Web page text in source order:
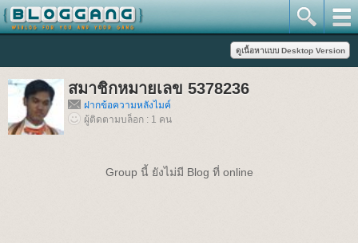
สมาชิกหมายเลข 5378236
ฝากข้อความหลังไมค์
ผู้ติดตามบล็อก : 1 คน
Group นี้ ยังไม่มี Blog ที่ online